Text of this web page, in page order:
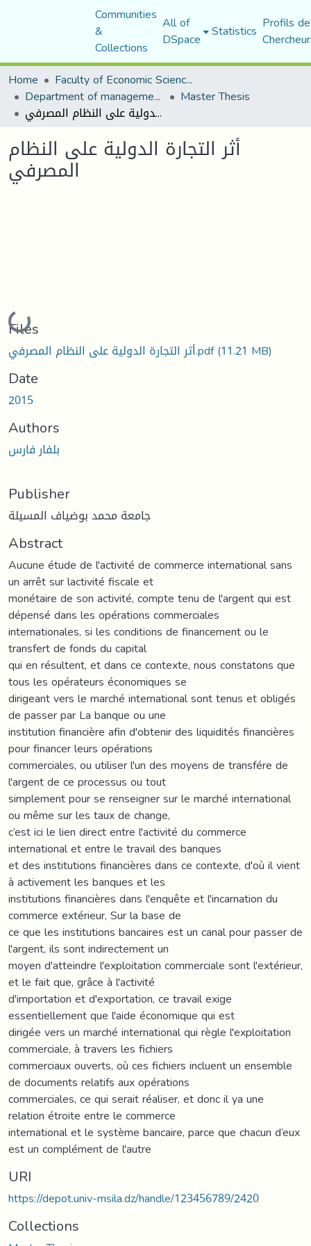
Communities
&
Collections
All of
DSpace Statistics Profils
Home
Faculty of Economic Sciences, Commerce and Management Sciences
Department of management sciences Master Thesis
أثر التجارة الدولیة على النظام المصرفي
أثر التجارة الدولیة على النظام
المصرفي
Loading...
Files
أثر التجارة الدولیة على النظام المصرفي.pdf(11.21 MB)
Date
2015
Authors
بلفار فارس
Publisher
جامعة محمد بوضياف المسيلة
Abstract
Aucune étude de l'activité de commerce international sans
un arrêt sur lactivité fiscale et
monétaire de son activité, compte tenu de l'argent qui est
dépensé dans les opérations commerciales
internationales, si les conditions de financement ou le
transfert de fonds du capital
qui en résultent, et dans ce contexte, nous constatons que
tous les opérateurs économiques se
dirigeant vers le marché international sont tenus et obligés
de passer par La banque ou une
institution financière afin d'obtenir des liquidités financières
pour financer leurs opérations
commerciales, ou utiliser l'un des moyens de transfére de
l'argent de ce processus ou tout
simplement pour se renseigner sur le marché international
ou même sur les taux de change,
c’est ici le lien direct entre l'activité du commerce
international et entre le travail des banques
et des institutions financières dans ce contexte, d'où il vient
à activement les banques et les
institutions financières dans l'enquête et l'incarnation du
commerce extérieur, Sur la base de
ce que les institutions bancaires est un canal pour passer de
l'argent, ils sont indirectement un
moyen d'atteindre l'exploitation commerciale sont l'extérieur,
et le fait que, grâce à l'activité
d'importation et d'exportation, ce travail exige
essentiellement que l'aide économique qui est
dirigée vers un marché international qui règle l'exploitation
commerciale, à travers les fichiers
commerciaux ouverts, où ces fichiers incluent un ensemble
de documents relatifs aux opérations
commerciales, ce qui serait réaliser, et donc il ya une
relation étroite entre le commerce
international et le système bancaire, parce que chacun d’eux
est un complément de l'autre
URI
https://depot.univ-msila.dz/handle/123456789/2420
Collections